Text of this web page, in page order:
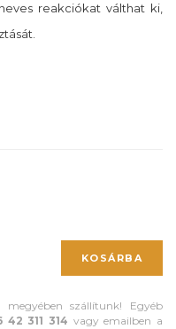
reakciókat válthat ki,
KOSÁRBA
szállítunk! Egyéb
42 311 314 vagy emailben a